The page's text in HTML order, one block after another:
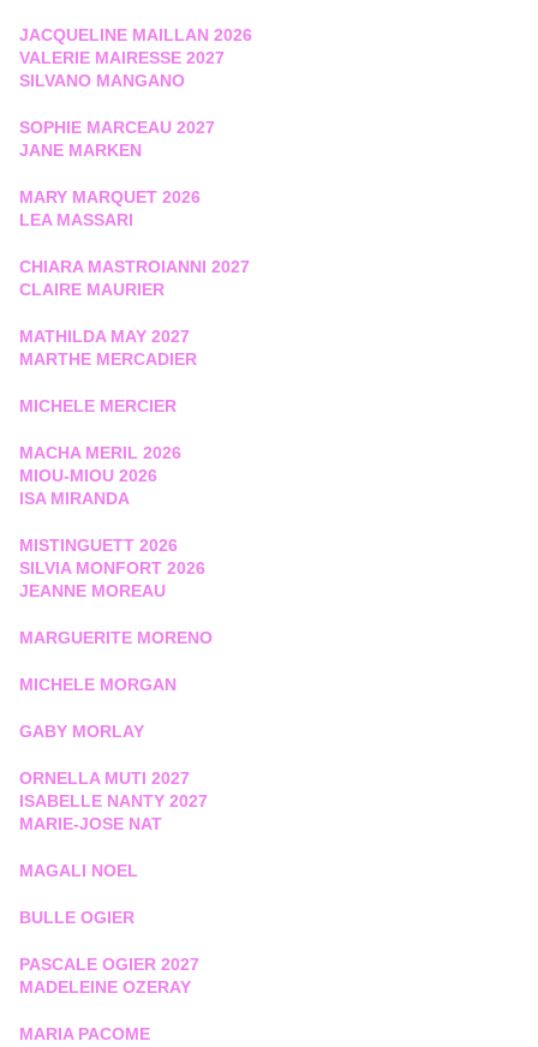
JACQUELINE MAILLAN 2026
VALERIE MAIRESSE 2027
SILVANO MANGANO
SOPHIE MARCEAU 2027
JANE MARKEN
MARY MARQUET 2026
LEA MASSARI
CHIARA MASTROIANNI 2027
CLAIRE MAURIER
MATHILDA MAY 2027
MARTHE MERCADIER
MICHELE MERCIER
MACHA MERIL 2026
MIOU-MIOU 2026
ISA MIRANDA
MISTINGUETT 2026
SILVIA MONFORT 2026
JEANNE MOREAU
MARGUERITE MORENO
MICHELE MORGAN
GABY MORLAY
ORNELLA MUTI 2027
ISABELLE NANTY 2027
MARIE-JOSE NAT
MAGALI NOEL
BULLE OGIER
PASCALE OGIER 2027
MADELEINE OZERAY
MARIA PACOME